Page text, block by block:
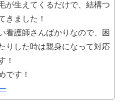
が生えてくるだけで、結構つ
きました！
看護師さんばかりなので、困
りした時は親身になって対応
！
です！